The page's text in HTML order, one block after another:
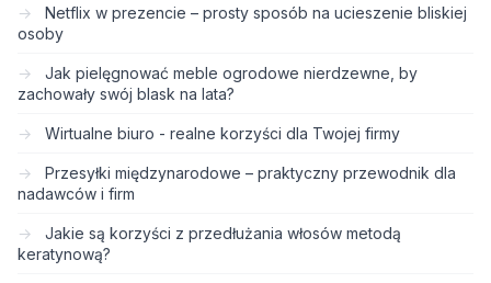
Netflix w prezencie – prosty sposób na ucieszenie bliskiej
osoby
Jak pielęgnować meble ogrodowe nierdzewne, by
zachowały swój blask na lata?
Wirtualne biuro - realne korzyści dla Twojej firmy
Przesyłki międzynarodowe – praktyczny przewodnik dla
nadawców i firm
Jakie są korzyści z przedłużania włosów metodą
keratynową?